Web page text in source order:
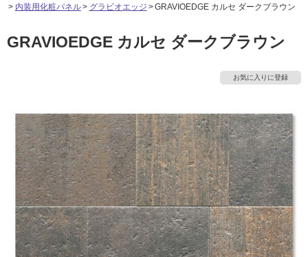
浴室（風呂・
バスルー
トイレ
ウッドデッキ フローリング・床材
収納 インテリア・家具
照明 ペット用品
内装用建材 パネル・壁材
施工事例
施工事例 法人案件納入事例
インタビュー
店舗・施設事例
ショールーム
ショールーム
大阪ショールーム 仙台ショールーム
名古屋ショールーム 京都ショールーム
福岡ショールーム 札幌スマートショールー
ム
横浜スマートショールー
ム
ウェルビーみのおHDC
BOX
ご利用ガイド 初めての方へ
よくある質問 お問い合わせ
修理お問い合わせ クレーム公開
説明書・図面検索 水まわり3年保証
その他サービス
ミラタップと創る家
ASOLIE
工事会社紹介Coziコンシ
ェルジュ
自分らしい家づくり
SUVACO
最高のリノベ会社がみつ
かるリノベりす
内装用化粧パネル
グラビオエッジ GRAVIOEDGE カルセ ダークブラウン
GRAVIOEDGE カルセ ダークブラウン
お気に入りに登録